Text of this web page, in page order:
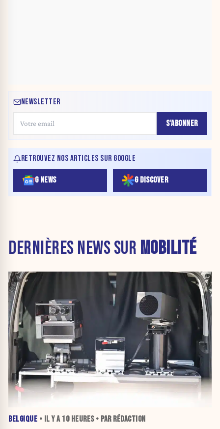
NEWSLETTER
S'ABONNER
RETROUVEZ NOS ARTICLES SUR GOOGLE
G NEWS G DISCOVER
DERNIÈRES NEWS SUR MOBILITÉ
BELGIQUE • IL Y A 10 HEURES• PAR RÉDACTION